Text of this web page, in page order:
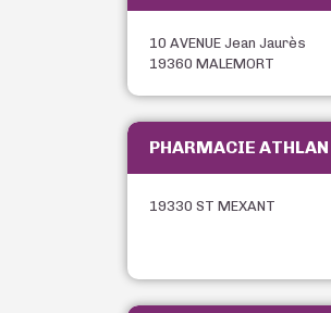
10 AVENUE Jean Jaurès
19360 MALEMORT
PHARMACIE ATHLAN
19330 ST MEXANT